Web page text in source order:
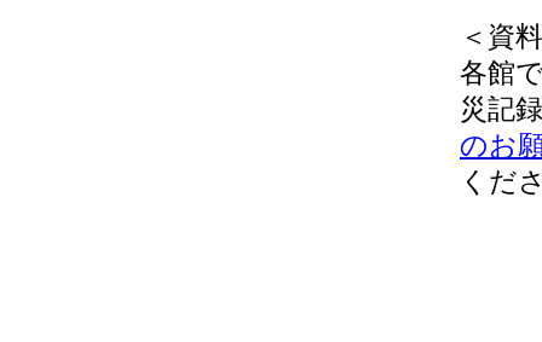
＜資
各館
災記
のお
くだ